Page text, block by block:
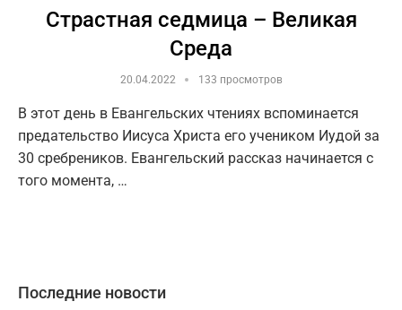
Страстная седмица – Великая
Среда
20.04.2022 133 просмотров
В этот день в Евангельских чтениях вспоминается
предательство Иисуса Христа его учеником Иудой за
30 сребреников. Евангельский рассказ начинается с
того момента, …
Последние новости